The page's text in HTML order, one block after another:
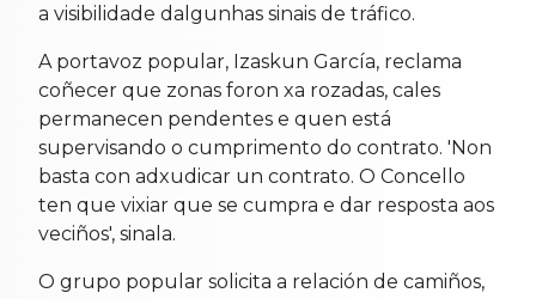
a visibilidade dalgunhas sinais de tráfico.
A portavoz popular, Izaskun García, reclama
coñecer que zonas foron xa rozadas, cales
permanecen pendentes e quen está
supervisando o cumprimento do contrato. 'Non
basta con adxudicar un contrato. O Concello
ten que vixiar que se cumpra e dar resposta aos
veciños', sinala.
O grupo popular solicita a relación de camiños,